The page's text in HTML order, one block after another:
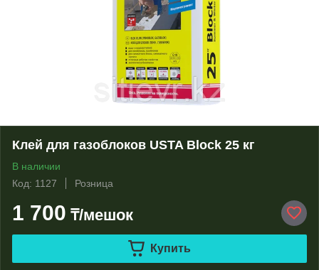
Клей для газоблоков USTA Block 25 кг
В наличии
Код: 1127
Розница
1 700 ₸/мешок
Купить